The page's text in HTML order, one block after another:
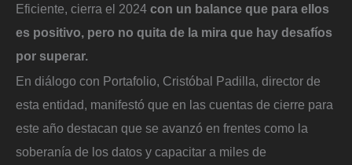
Eficiente, cierra el 2024 con un balance que para ellos
es positivo, pero no quita de la mira que hay desafíos
por superar.
En diálogo con Portafolio, Cristóbal Padilla, director de
esta entidad, manifestó que en las cuentas de cierre para
este año destacan que se avanzó en frentes como la
soberanía de los datos y capacitar a miles de